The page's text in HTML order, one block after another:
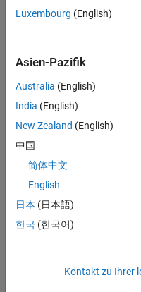
Stellenangebote
anzeigen .
noch
keine
offenen
Stellen
können,
die
Ihren
entsprechen,
werden
unseres
Luxembourg (English)
Asien-Pazifik
Australia (English)
India (English)
New Zealand (English)
中国
简体中文
English
日本 (日本語)
한국 (한국어)
Kontakt zu Ihrer